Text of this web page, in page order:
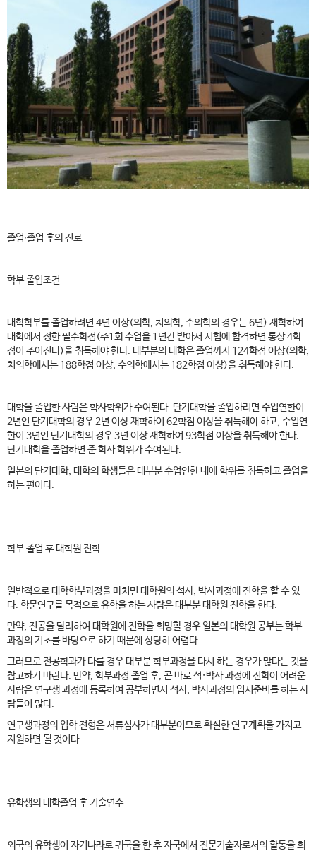
졸업∙졸업 후의 진로
학부 졸업조건
대학학부를 졸업하려면 4년 이상(의학, 치의학, 수의학의 경우는 6년) 재학하여
대학에서 정한 필수학점(주1회 수업을 1년간 받아서 시험에 합격하면 통상 4학
점이 주어진다)을 취득해야 한다. 대부분의 대학은 졸업까지 124학점 이상(의학,
치의학에서는 188학점 이상, 수의학에서는 182학점 이상)을 취득해야 한다.
대학을 졸업한 사람은 학사학위가 수여된다. 단기대학을 졸업하려면 수업연한이
2년인 단기대학의 경우 2년 이상 재학하여 62학점 이상을 취득해야 하고, 수업연
한이 3년인 단기대학의 경우 3년 이상 재학하여 93학점 이상을 취득해야 한다.
단기대학을 졸업하면 준 학사 학위가 수여된다.
일본의 단기대학, 대학의 학생들은 대부분 수업연한 내에 학위를 취득하고 졸업을
하는 편이다.
학부 졸업 후 대학원 진학
일반적으로 대학학부과정을 마치면 대학원의 석사, 박사과정에 진학을 할 수 있
다. 학문연구를 목적으로 유학을 하는 사람은 대부분 대학원 진학을 한다.
만약, 전공을 달리하여 대학원에 진학을 희망할 경우 일본의 대학원 공부는 학부
과정의 기초를 바탕으로 하기 때문에 상당히 어렵다.
그러므로 전공학과가 다를 경우 대부분 학부과정을 다시 하는 경우가 많다는 것을
참고하기 바란다. 만약, 학부과정 졸업 후, 곧 바로 석·박사 과정에 진학이 어려운
사람은 연구생 과정에 등록하여 공부하면서 석사, 박사과정의 입시준비를 하는 사
람들이 많다.
연구생과정의 입학 전형은 서류심사가 대부분이므로 확실한 연구계획을 가지고
지원하면 될 것이다.
유학생의 대학졸업 후 기술연수
외국의 유학생이 자기나라로 귀국을 한 후 자국에서 전문기술자로서의 활동을 희